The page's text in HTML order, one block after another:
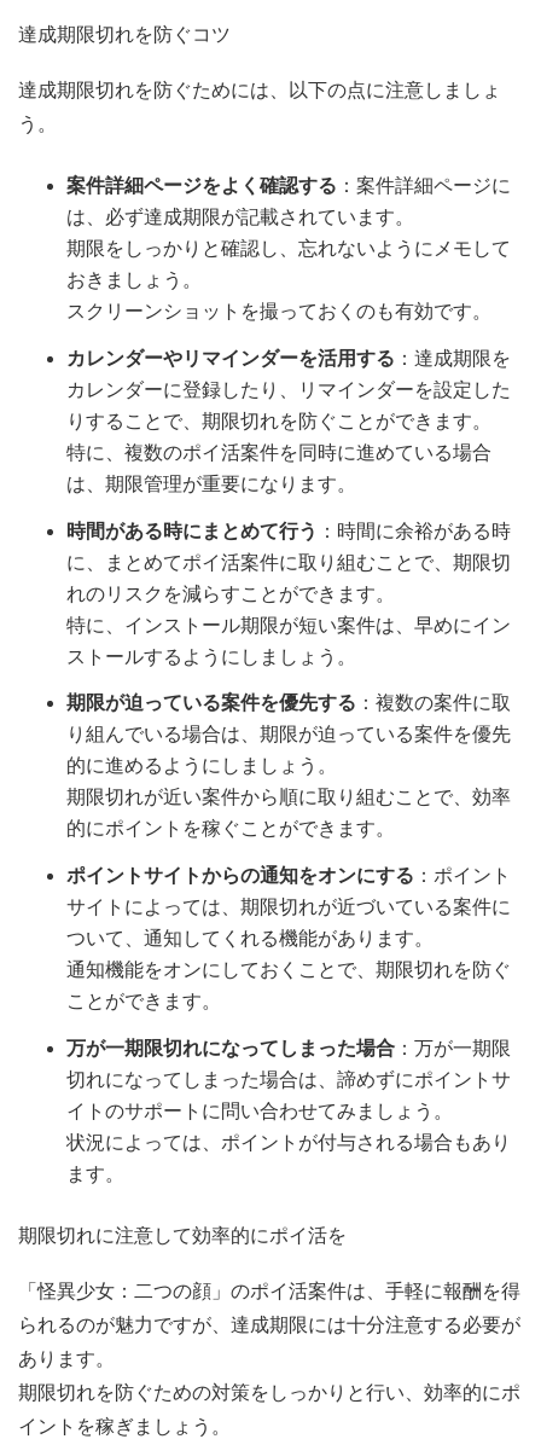
達成期限切れを防ぐコツ
達成期限切れを防ぐためには、以下の点に注意しましょ
う。
案件詳細ページをよく確認する ：案件詳細ページに
は、必ず達成期限が記載されています。
期限をしっかりと確認し、忘れないようにメモして
おきましょう。
スクリーンショットを撮っておくのも有効です。
カレンダーやリマインダーを活用する ：達成期限を
カレンダーに登録したり、リマインダーを設定した
りすることで、期限切れを防ぐことができます。
特に、複数のポイ活案件を同時に進めている場合
は、期限管理が重要になります。
時間がある時にまとめて行う ：時間に余裕がある時
に、まとめてポイ活案件に取り組むことで、期限切
れのリスクを減らすことができます。
特に、インストール期限が短い案件は、早めにイン
ストールするようにしましょう。
期限が迫っている案件を優先する ：複数の案件に取
り組んでいる場合は、期限が迫っている案件を優先
的に進めるようにしましょう。
期限切れが近い案件から順に取り組むことで、効率
的にポイントを稼ぐことができます。
ポイントサイトからの通知をオンにする ：ポイント
サイトによっては、期限切れが近づいている案件に
ついて、通知してくれる機能があります。
通知機能をオンにしておくことで、期限切れを防ぐ
ことができます。
万が一期限切れになってしまった場合 ：万が一期限
切れになってしまった場合は、諦めずにポイントサ
イトのサポートに問い合わせてみましょう。
状況によっては、ポイントが付与される場合もあり
ます。
期限切れに注意して効率的にポイ活を
「怪異少女：二つの顔」のポイ活案件は、手軽に報酬を得
られるのが魅力ですが、達成期限には十分注意する必要が
あります。
期限切れを防ぐための対策をしっかりと行い、効率的にポ
イントを稼ぎましょう。